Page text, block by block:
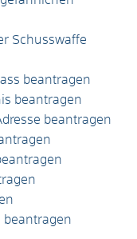
Schusswaffe
beantragen
beantragen
beantragen
beantragen